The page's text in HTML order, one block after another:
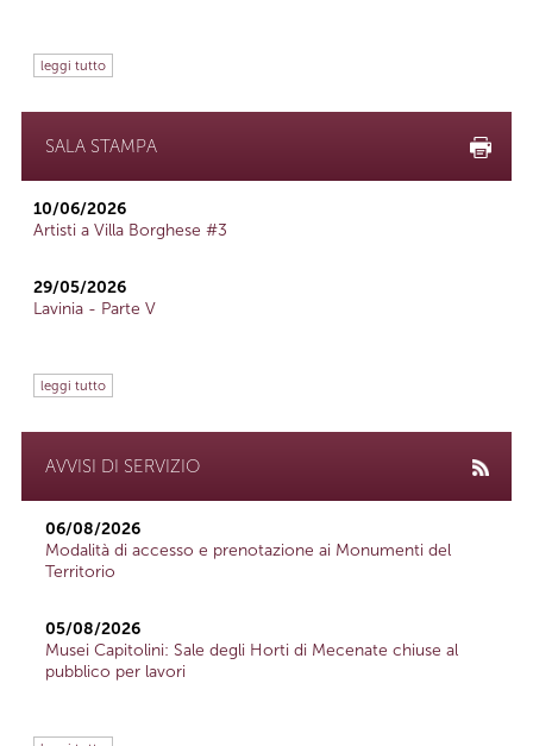
leggi tutto
SALA STAMPA
10/06/2026
Artisti a Villa Borghese #3
29/05/2026
Lavinia - Parte V
leggi tutto
AVVISI DI SERVIZIO
06/08/2026
Modalità di accesso e prenotazione ai Monumenti del
Territorio
05/08/2026
Musei Capitolini: Sale degli Horti di Mecenate chiuse al
pubblico per lavori